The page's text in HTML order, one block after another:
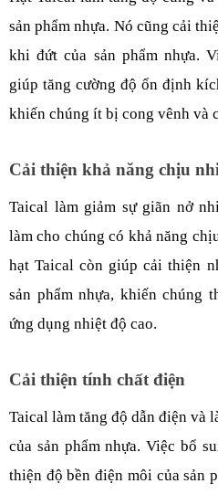
sản phẩm nhựa. Nó cũng cải
khi đứt của sản phẩm nhựa.
giúp tăng cường độ ổn định
khiến chúng ít bị cong vênh và
Cải thiện khả năng chịu
Taical làm giảm sự giãn nở
làm cho chúng có khả năng
hạt Taical còn giúp cải thiện
sản phẩm nhựa, khiến chúng
ứng dụng nhiệt độ cao.
Cải thiện tính chất điện
Taical làm tăng độ dẫn điện và
của sản phẩm nhựa. Việc bổ
thiện độ bền điện môi của sản